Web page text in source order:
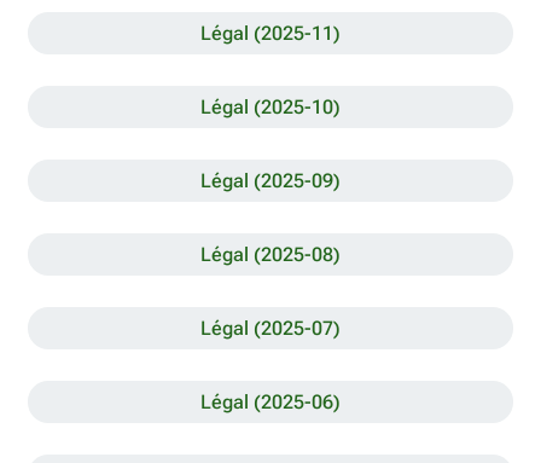
Légal (2025-11)
Légal (2025-10)
Légal (2025-09)
Légal (2025-08)
Légal (2025-07)
Légal (2025-06)